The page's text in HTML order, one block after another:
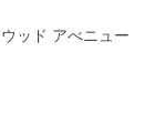
ッド アべニュー